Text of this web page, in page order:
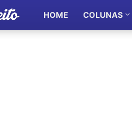
HOME COLUNAS